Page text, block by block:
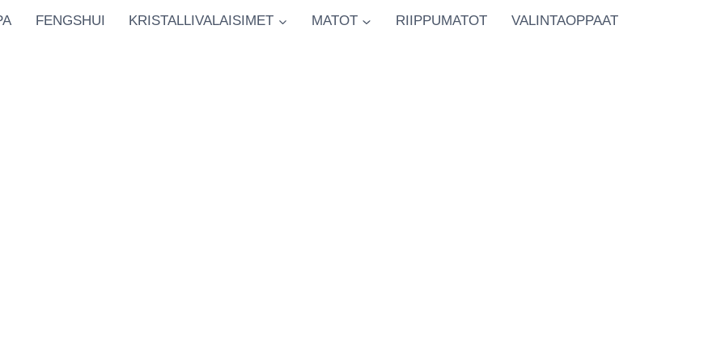
FENGSHUI KRISTALLIVALAISIMET MATOT RIIPPUMATOT VALINTAOPPAAT